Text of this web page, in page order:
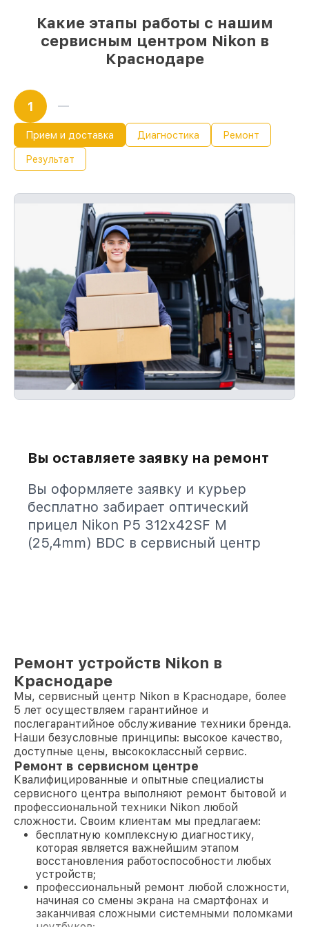
Какие этапы работы с нашим
сервисным центром Nikon в
Краснодаре
1
Прием и доставка Диагностика Ремонт
Результат
Вы оставляете заявку на ремонт
Вы оформляете заявку и курьер
бесплатно забирает оптический
прицел Nikon P5 312x42SF M
(25,4mm) BDC в сервисный центр
Ремонт устройств Nikon в
Краснодаре
Мы, сервисный центр Nikon в Краснодаре, более
5 лет осуществляем гарантийное и
послегарантийное обслуживание техники бренда.
Наши безусловные принципы: высокое качество,
доступные цены, высококлассный сервис.
Ремонт в сервисном центре
Квалифицированные и опытные специалисты
сервисного центра выполняют ремонт бытовой и
профессиональной техники Nikon любой
сложности. Своим клиентам мы предлагаем:
бесплатную комплексную диагностику,
которая является важнейшим этапом
восстановления работоспособности любых
устройств;
профессиональный ремонт любой сложности,
начиная со смены экрана на смартфонах и
заканчивая сложными системными поломками